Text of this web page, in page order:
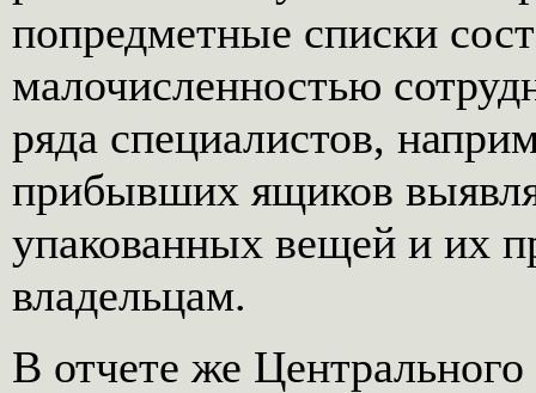
попредметные списки
малочисленностью
ряда специалистов,
прибывших ящиков
упакованных вещей и их
владельцам.
В отчете же